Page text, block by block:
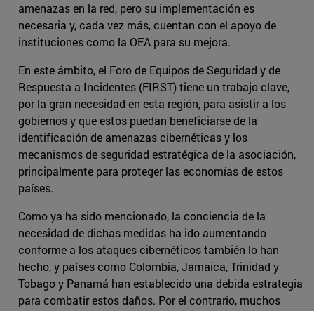
amenazas en la red, pero su implementación es
necesaria y, cada vez más, cuentan con el apoyo de
instituciones como la OEA para su mejora.
En este ámbito, el Foro de Equipos de Seguridad y de
Respuesta a Incidentes (FIRST) tiene un trabajo clave,
por la gran necesidad en esta región, para asistir a los
gobiernos y que estos puedan beneficiarse de la
identificación de amenazas cibernéticas y los
mecanismos de seguridad estratégica de la asociación,
principalmente para proteger las economías de estos
países.
Como ya ha sido mencionado, la conciencia de la
necesidad de dichas medidas ha ido aumentando
conforme a los ataques cibernéticos también lo han
hecho, y países como Colombia, Jamaica, Trinidad y
Tobago y Panamá han establecido una debida estrategia
para combatir estos daños. Por el contrario, muchos